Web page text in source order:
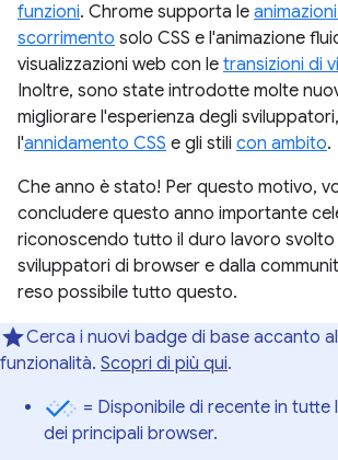
funzioni. Chrome supporta le
scorrimento solo CSS e l'animazione
visualizzazioni web con le transizioni di
Inoltre, sono state introdotte molte
migliorare l'esperienza degli
l'annidamento CSS e gli stili con ambito.
Che anno è stato! Per questo motivo,
concludere questo anno importante
riconoscendo tutto il duro lavoro svolto
sviluppatori di browser e dalla
reso possibile tutto questo.
Cerca i nuovi badge di base accanto
funzionalità. Scopri di più qui.
= Disponibile di recente in tutte
dei principali browser.